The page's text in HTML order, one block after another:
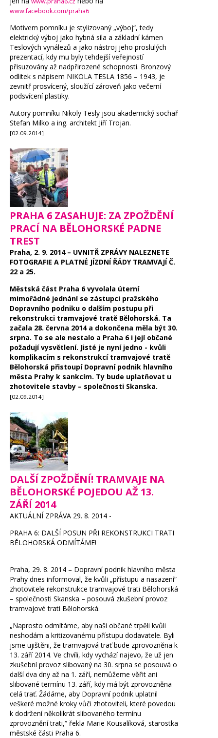
www.facebook.com/praha6
Motivem pomníku je stylizovaný „výboj“, tedy
elektrický výboj jako hybná síla a základní kámen
Teslových vynálezů a jako nástroj jeho proslulých
prezentací, kdy mu byly tehdejší veřejností
přisuzovány až nadpřirozené schopnosti. Bronzový
odlitek s nápisem NIKOLA TESLA 1856 – 1943, je
zevnitř prosvícený, sloužící zároveň jako večerní
podsvícení plastiky.
Autory pomníku Nikoly Tesly jsou akademický sochař
Stefan Milko a ing. architekt Jiří Trojan.
[02.09.2014]
PRAHA 6 ZASAHUJE: ZA ZPOŽDĚNÍ
PRACÍ NA BĚLOHORSKÉ PADNE
TREST
Praha, 2. 9. 2014 – UVNITŘ ZPRÁVY NALEZNETE
FOTOGRAFIE A PLATNÉ JÍZDNÍ ŘÁDY TRAMVAJÍ Č.
22 a 25.
Městská část Praha 6 vyvolala úterní
mimořádné jednání se zástupci pražského
Dopravního podniku o dalším postupu při
rekonstrukci tramvajové tratě Bělohorská. Ta
začala 28. června 2014 a dokončena měla být 30.
srpna. To se ale nestalo a Praha 6 i její občané
požadují vysvětlení. Jisté je nyní jedno - kvůli
komplikacím s rekonstrukcí tramvajové tratě
Bělohorská přistoupí Dopravní podnik hlavního
města Prahy k sankcím. Ty bude uplatňovat u
zhotovitele stavby – společnosti Skanska.
[02.09.2014]
DALŠÍ ZPOŽDĚNÍ! TRAMVAJE NA
BĚLOHORSKÉ POJEDOU AŽ 13.
ZÁŘÍ 2014
AKTUÁLNÍ ZPRÁVA 29. 8. 2014 -
PRAHA 6: DALŠÍ POSUN PŘI REKONSTRUKCI TRATI
BĚLOHORSKÁ ODMÍTÁME!
Praha, 29. 8. 2014 – Dopravní podnik hlavního města
Prahy dnes informoval, že kvůli „přístupu a nasazení“
zhotovitele rekonstrukce tramvajové trati Bělohorská
– společnosti Skanska – posouvá zkušební provoz
tramvajové trati Bělohorská.
„Naprosto odmítáme, aby naši občané trpěli kvůli
neshodám a kritizovanému přístupu dodavatele. Byli
jsme ujištěni, že tramvajová trať bude zprovozněna k
13. září 2014. Ve chvíli, kdy vychází najevo, že už jen
zkušební provoz slibovaný na 30. srpna se posouvá o
další dva dny až na 1. září, nemůžeme věřit ani
slibované termínu 13. září, kdy má být zprovozněna
celá trať. Žádáme, aby Dopravní podnik uplatnil
veškeré možné kroky vůči zhotoviteli, které povedou
k dodržení několikrát slibovaného termínu
zprovoznění trati,“ řekla Marie Kousalíková, starostka
městské části Praha 6.